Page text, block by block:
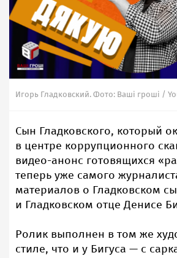
Игорь Гладковский. Фото: Ваші гроші /
Сын Гладковского, который
в центре коррупционного
видео-анонс готовящихся
теперь уже самого
материалов о Гладковском
и Гладковском отце Денисе
Ролик выполнен в том же
стиле, что и у Бигуса — с